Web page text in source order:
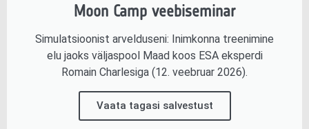
Moon Camp veebiseminar
Simulatsioonist arvelduseni: Inimkonna treenimine
elu jaoks väljaspool Maad koos ESA eksperdi
Romain Charlesiga (12. veebruar 2026).
Vaata tagasi salvestust